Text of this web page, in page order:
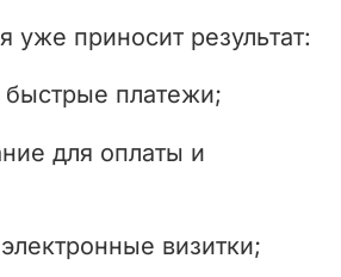
уже приносит результат:
платежи;
для оплаты и
визитки;